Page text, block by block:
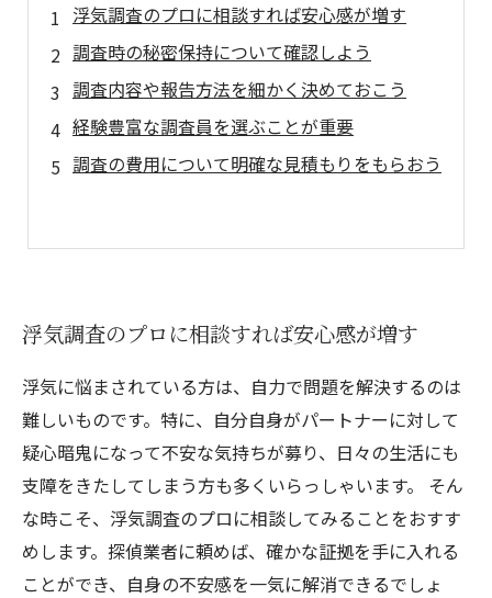
浮気調査のプロに相談すれば安心感が増す
調査時の秘密保持について確認しよう
調査内容や報告方法を細かく決めておこう
経験豊富な調査員を選ぶことが重要
調査の費用について明確な見積もりをもらおう
浮気調査のプロに相談すれば安心感が増す
浮気に悩まされている方は、自力で問題を解決するのは
難しいものです。特に、自分自身がパートナーに対して
疑心暗鬼になって不安な気持ちが募り、日々の生活にも
支障をきたしてしまう方も多くいらっしゃいます。 そん
な時こそ、浮気調査のプロに相談してみることをおすす
めします。探偵業者に頼めば、確かな証拠を手に入れる
ことができ、自身の不安感を一気に解消できるでしょ